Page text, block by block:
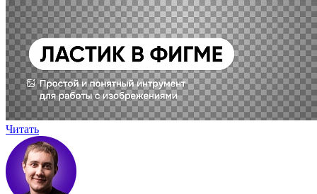
Читать